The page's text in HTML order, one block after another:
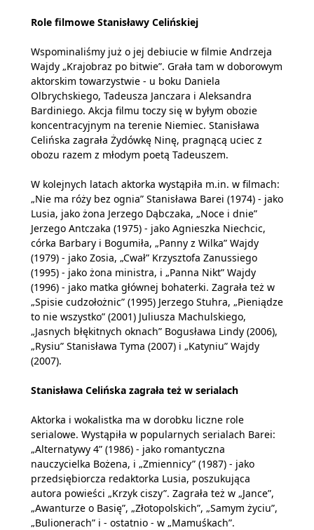
Role filmowe Stanisławy Celińskiej
Wspominaliśmy już o jej debiucie w filmie Andrzeja
Wajdy „Krajobraz po bitwie”. Grała tam w doborowym
aktorskim towarzystwie - u boku Daniela
Olbrychskiego, Tadeusza Janczara i Aleksandra
Bardiniego. Akcja filmu toczy się w byłym obozie
koncentracyjnym na terenie Niemiec. Stanisława
Celińska zagrała Żydówkę Ninę, pragnącą uciec z
obozu razem z młodym poetą Tadeuszem.
W kolejnych latach aktorka wystąpiła m.in. w filmach:
„Nie ma róży bez ognia” Stanisława Barei (1974) - jako
Lusia, jako żona Jerzego Dąbczaka, „Noce i dnie”
Jerzego Antczaka (1975) - jako Agnieszka Niechcic,
córka Barbary i Bogumiła, „Panny z Wilka” Wajdy
(1979) - jako Zosia, „Cwał” Krzysztofa Zanussiego
(1995) - jako żona ministra, i „Panna Nikt” Wajdy
(1996) - jako matka głównej bohaterki. Zagrała też w
„Spisie cudzołożnic” (1995) Jerzego Stuhra, „Pieniądze
to nie wszystko” (2001) Juliusza Machulskiego,
„Jasnych błękitnych oknach” Bogusława Lindy (2006),
„Rysiu” Stanisława Tyma (2007) i „Katyniu” Wajdy
(2007).
Stanisława Celińska zagrała też w serialach
Aktorka i wokalistka ma w dorobku liczne role
serialowe. Wystąpiła w popularnych serialach Barei:
„Alternatywy 4” (1986) - jako romantyczna
nauczycielka Bożena, i „Zmiennicy” (1987) - jako
przedsiębiorcza redaktorka Lusia, poszukująca
autora powieści „Krzyk ciszy”. Zagrała też w „Jance”,
„Awanturze o Basię”, „Złotopolskich”, „Samym życiu”,
„Bulionerach” i - ostatnio - w „Mamuśkach”.